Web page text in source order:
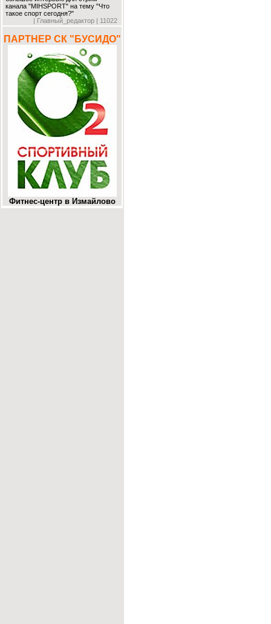
канала "MIHSPORT" на тему "Что
такое спорт сегодня?"
| Главный_редактор | 11022
ПАРТНЕР СК "БУСИДО"
Фитнес-центр в Измайлово